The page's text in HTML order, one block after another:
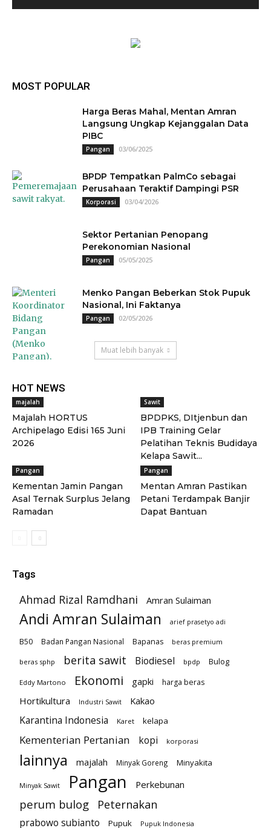
MOST POPULAR
Harga Beras Mahal, Mentan Amran
Langsung Ungkap Kejanggalan Data
PIBC
Pangan 03/06/2025
BPDP Tempatkan PalmCo sebagai
Perusahaan Teraktif Dampingi PSR
Korporasi 03/04/2026
Sektor Pertanian Penopang
Perekonomian Nasional
Pangan 05/05/2025
Menko Pangan Beberkan Stok Pupuk
Nasional, Ini Faktanya
Pangan 02/05/2026
Muat lebih banyak
HOT NEWS
majalah
Majalah HORTUS
Archipelago Edisi 165 Juni
2026
Sawit
BPDPKS, DItjenbun dan
IPB Training Gelar
Pelatihan Teknis Budidaya
Kelapa Sawit...
Pangan
Kementan Jamin Pangan
Asal Ternak Surplus Jelang
Ramadan
Pangan
Mentan Amran Pastikan
Petani Terdampak Banjir
Dapat Bantuan
Tags
Ahmad Rizal Ramdhani Amran Sulaiman
Andi Amran Sulaiman arief prasetyo adi
B50 Badan Pangan Nasional Bapanas beras premium
beras sphp berita sawit Biodiesel bpdp Bulog
Eddy Martono Ekonomi gapki harga beras
Hortikultura Industri Sawit Kakao
Karantina Indonesia Karet kelapa
Kementerian Pertanian kopi korporasi
lainnya majalah Minyak Goreng Minyakita
Minyak Sawit Pangan Perkebunan
perum bulog Peternakan
prabowo subianto Pupuk Pupuk Indonesia